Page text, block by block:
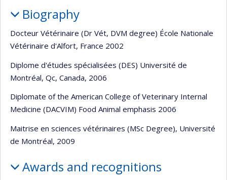
Biography
Docteur Vétérinaire (Dr Vét, DVM degree) École Nationale
Vétérinaire d'Alfort, France 2002
Diplome d'études spécialisées (DES) Université de
Montréal, Qc, Canada, 2006
Diplomate of the American College of Veterinary Internal
Medicine (DACVIM) Food Animal emphasis 2006
Maitrise en sciences vétérinaires (MSc Degree), Université
de Montréal, 2009
Awards and recognitions